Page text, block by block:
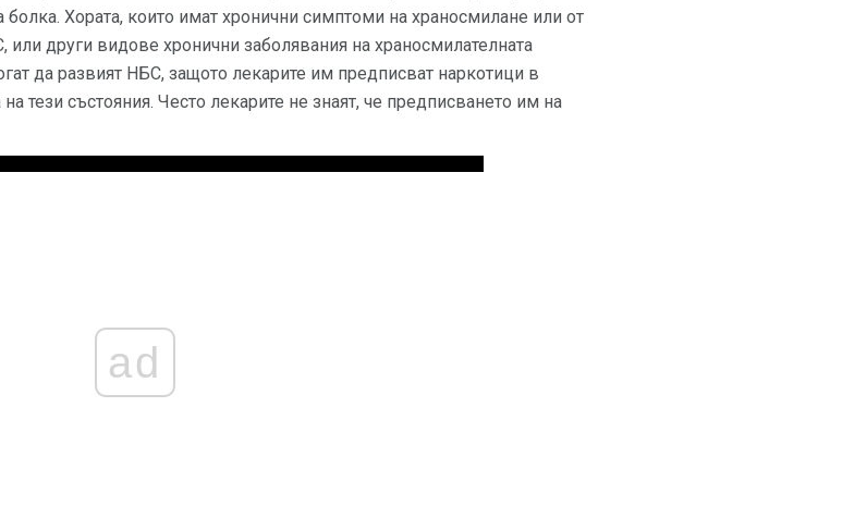
болка. Хората, които имат хронични симптоми на храносмилане или от
други видове хронични заболявания на храносмилателната
да развият НБС, защото лекарите им предписват наркотици в
тези състояния. Често лекарите не знаят, че предписването им на
ad